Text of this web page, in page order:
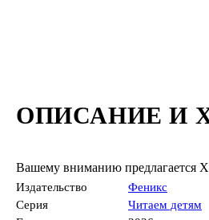
ОПИСАНИЕ И
Вашему вниманию предлагается
Издательство
Феникс
Серия
Читаем детям